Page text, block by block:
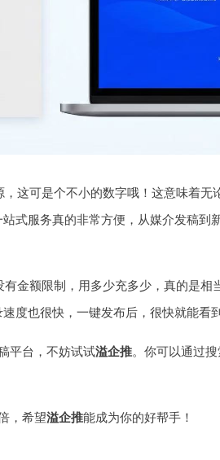
这可是个不小的数字哦！这意味着无
式服务真的非常方便，从媒介发稿到
金额限制，用多少充多少，真的是相
度也很快，一键发布后，很快就能看到
平台，不妨试试溢企推。你可以通过
，希望溢企推能成为你的好帮手！